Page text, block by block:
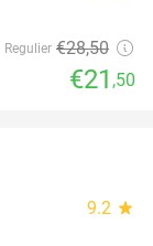
Regulier €28,50
€21 ,50
9.2 star